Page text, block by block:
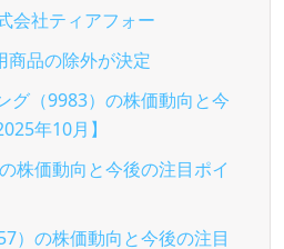
会社ティアフォー
商品の除外が決定
グ（9983）の株価動向と今
年10月】
株価動向と今後の注目ポイ
）の株価動向と今後の注目